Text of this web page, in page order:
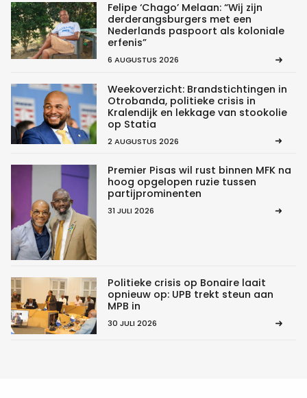
Felipe ‘Chago’ Melaan: “Wij zijn
derderangsburgers met een
Nederlands paspoort als koloniale
erfenis”
6 AUGUSTUS 2026
Weekoverzicht: Brandstichtingen in
Otrobanda, politieke crisis in
Kralendijk en lekkage van stookolie
op Statia
2 AUGUSTUS 2026
Premier Pisas wil rust binnen MFK na
hoog opgelopen ruzie tussen
partijprominenten
31 JULI 2026
Politieke crisis op Bonaire laait
opnieuw op: UPB trekt steun aan
MPB in
30 JULI 2026